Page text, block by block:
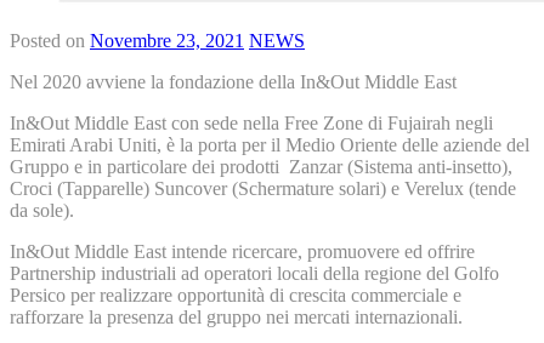
Posted on Novembre 23, 2021 NEWS
Nel 2020 avviene la fondazione della In&Out Middle East
In&Out Middle East con sede nella Free Zone di Fujairah negli
Emirati Arabi Uniti, è la porta per il Medio Oriente delle aziende del
Gruppo e in particolare dei prodotti Zanzar (Sistema anti-insetto),
Croci (Tapparelle) Suncover (Schermature solari) e Verelux (tende
da sole).
In&Out Middle East intende ricercare, promuovere ed offrire
Partnership industriali ad operatori locali della regione del Golfo
Persico per realizzare opportunità di crescita commerciale e
rafforzare la presenza del gruppo nei mercati internazionali.